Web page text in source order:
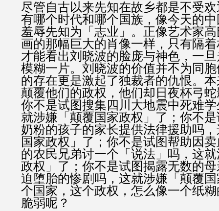
尽管自古以来先知在故乡都是不受
有哪个时代和哪个国族，像今天的
羞辱先知为「志业」。正像艺术家
画的那幅巨大的肖像一样，只有隔
才能看出刘晓波的脸庞与神色，一
模糊一片。刘晓波的价值并不为同
的存在更是激起了独裁者的仇恨。
颠覆他们的政权，他们却日夜杯弓
你不是试图搜集四川大地震中死难
就涉嫌「颠覆国家政权」了；你不
奶粉的孩子的家长提供法律援助吗
国家政权」了；你不是试图帮助因
的农民兄弟讨一个「说法」吗，这
政权」了；你不是试图揭露无数的
迫堕胎的惨剧吗，这就涉嫌「颠覆
个国家，这个政权，怎么像一个纸
脆弱呢？